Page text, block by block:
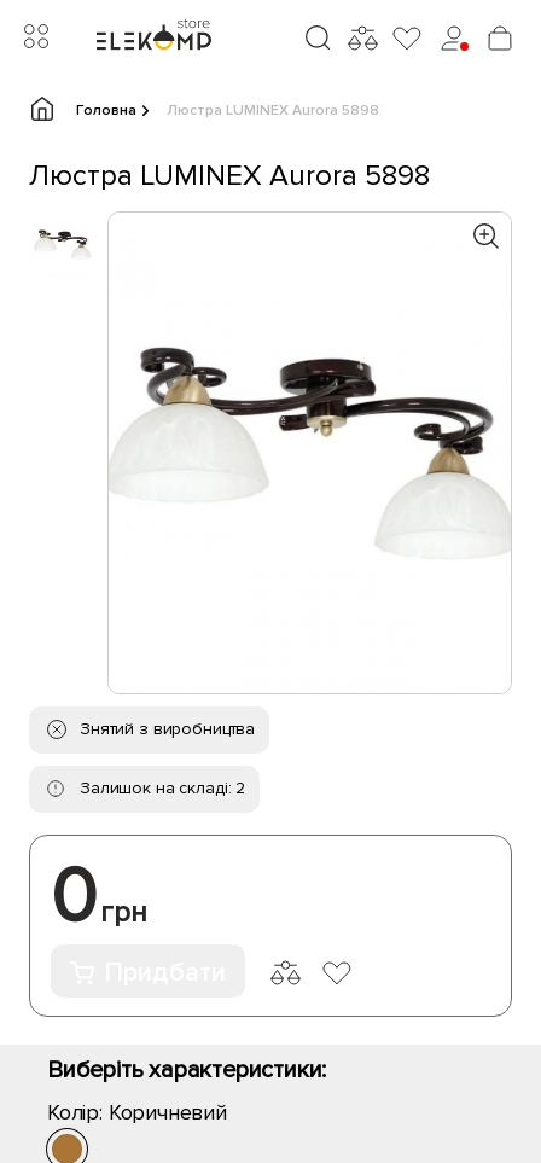
Головна Люстра LUMINEX Aurora 5898
Люстра LUMINEX Aurora 5898
Знятий з виробництва
Залишок на складі: 2
0грн
Виберіть характеристики:
Колір: Коричневий